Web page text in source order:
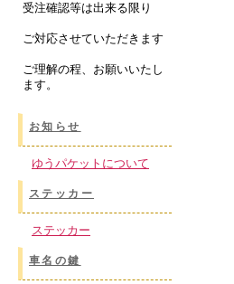
受注確認等は出来る限り
ご対応させていただきます
ご理解の程、お願いいたし
ます。
お知らせ
ゆうパケットについて
ステッカー
ステッカー
車名の鍵